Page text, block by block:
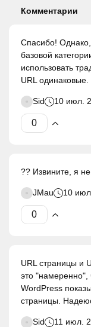
Комментарии
Спасибо!
базовой
использовать
URL одинаковые.
Sid 10 июл.
?? Извините, я
JMau 10
URL страницы и
это "намеренно",
WordPress
страницы.
Sid 11 июл.